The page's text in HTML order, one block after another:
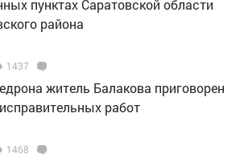
пунктах Саратовской области
района
1437
житель Балакова приговорен
работ
1468